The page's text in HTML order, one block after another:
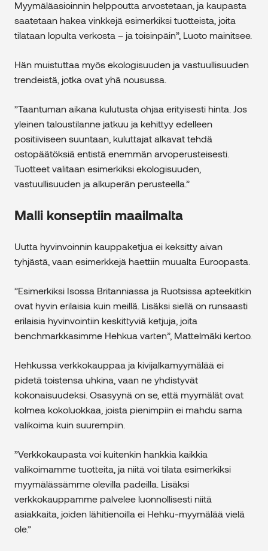
Myymäläasioinnin helppoutta arvostetaan, ja kaupasta
saatetaan hakea vinkkejä esimerkiksi tuotteista, joita
tilataan lopulta verkosta – ja toisinpäin”, Luoto mainitsee.
Hän muistuttaa myös ekologisuuden ja vastuullisuuden
trendeistä, jotka ovat yhä nousussa.
”Taantuman aikana kulutusta ohjaa erityisesti hinta. Jos
yleinen taloustilanne jatkuu ja kehittyy edelleen
positiiviseen suuntaan, kuluttajat alkavat tehdä
ostopäätöksiä entistä enemmän arvoperusteisesti.
Tuotteet valitaan esimerkiksi ekologisuuden,
vastuullisuuden ja alkuperän perusteella.”
Malli konseptiin maailmalta
Uutta hyvinvoinnin kauppaketjua ei keksitty aivan
tyhjästä, vaan esimerkkejä haettiin muualta Euroopasta.
”Esimerkiksi Isossa Britanniassa ja Ruotsissa apteekitkin
ovat hyvin erilaisia kuin meillä. Lisäksi siellä on runsaasti
erilaisia hyvinvointiin keskittyviä ketjuja, joita
benchmarkkasimme Hehkua varten”, Mattelmäki kertoo.
Hehkussa verkkokauppaa ja kivijalkamyymälää ei
pidetä toistensa uhkina, vaan ne yhdistyvät
kokonaisuudeksi. Osasyynä on se, että myymälät ovat
kolmea kokoluokkaa, joista pienimpiin ei mahdu sama
valikoima kuin suurempiin.
”Verkkokaupasta voi kuitenkin hankkia kaikkia
valikoimamme tuotteita, ja niitä voi tilata esimerkiksi
myymälässämme olevilla padeilla. Lisäksi
verkkokauppamme palvelee luonnollisesti niitä
asiakkaita, joiden lähitienoilla ei Hehku-myymälää vielä
ole.”